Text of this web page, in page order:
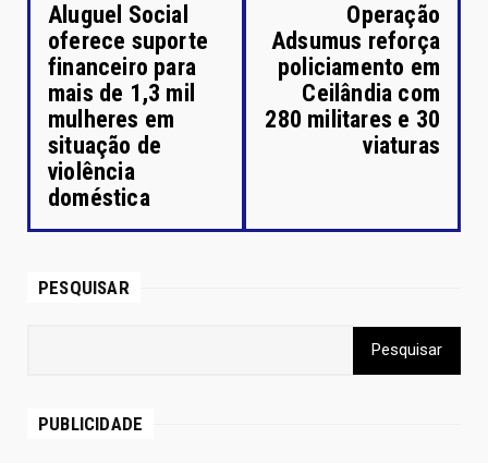
Aluguel Social
oferece suporte
financeiro para
mais de 1,3 mil
mulheres em
situação de
violência
doméstica
Operação
Adsumus reforça
policiamento em
Ceilândia com
280 militares e 30
viaturas
PESQUISAR
PUBLICIDADE